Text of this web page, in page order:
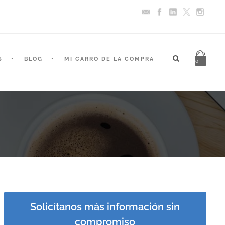
BLOG MI CARRO DE LA COMPRA 0
Solicítanos más información sin
compromiso